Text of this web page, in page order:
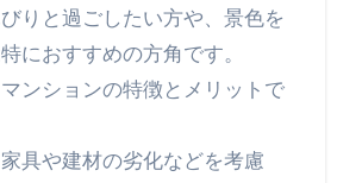
りと過ごしたい方や、景色を
におすすめの方角です。
ンションの特徴とメリットで
具や建材の劣化などを考慮